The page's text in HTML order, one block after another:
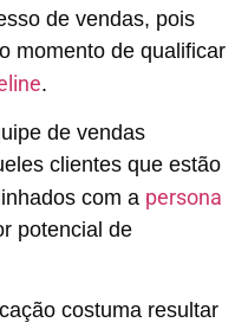
de vendas, pois
momento de qualificar
.
de vendas
clientes que estão
com a persona
potencial de
costuma resultar